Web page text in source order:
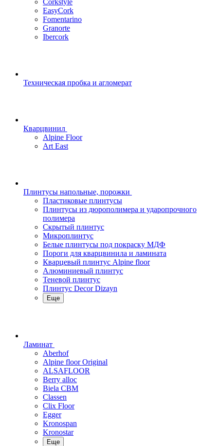
Corkstyle
EasyCork
Fomentarino
Granorte
Ibercork
Техническая пробка и агломерат
Кварцвинил
Alpine Floor
Art East
Плинтусы напольные, порожки
Пластиковые плинтусы
Плинтусы из дюрополимера и ударопрочного
полимера
Скрытый плинтус
Микроплинтус
Белые плинтусы под покраску МДФ
Пороги для кварцвинила и ламината
Кварцевый плинтус Alpine floor
Алюминиевый плинтус
Теневой плинтус
Плинтус Decor Dizayn
Еще
Ламинат
Aberhof
Alpine floor Original
ALSAFLOOR
Berry alloc
Biela CBM
Classen
Clix Floor
Egger
Kronospan
Kronostar
Еще